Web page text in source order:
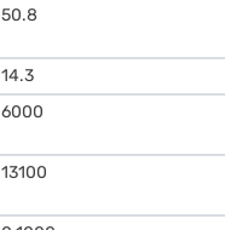
50.8
14.3
6000
13100